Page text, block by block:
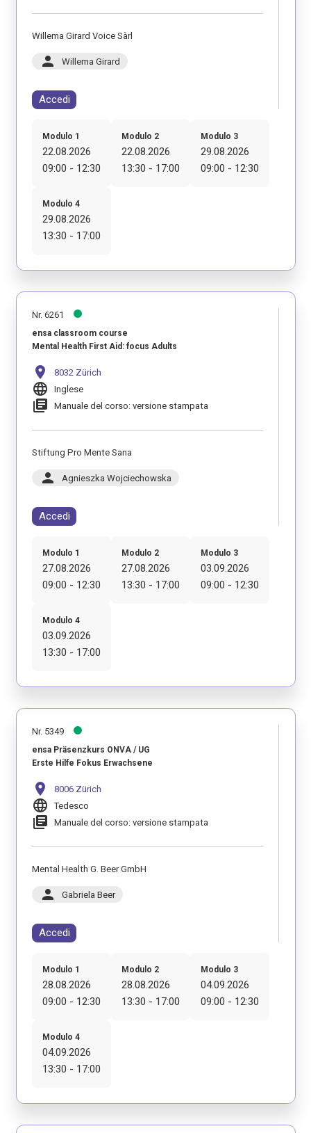
Willema Girard Voice Sàrl
person Willema Girard
Accedi
Modulo 1
22.08.2026
09:00 - 12:30
Modulo 2
22.08.2026
13:30 - 17:00
Modulo 3
29.08.2026
09:00 - 12:30
Modulo 4
29.08.2026
13:30 - 17:00
Nr. 6261
ensa classroom course
Mental Health First Aid: focus Adults
location_on 8032 Zürich
language Inglese
library_books Manuale del corso: versione stampata
Stiftung Pro Mente Sana
person Agnieszka Wojciechowska
Accedi
Modulo 1
27.08.2026
09:00 - 12:30
Modulo 2
27.08.2026
13:30 - 17:00
Modulo 3
03.09.2026
09:00 - 12:30
Modulo 4
03.09.2026
13:30 - 17:00
Nr. 5349
ensa Präsenzkurs ONVA / UG
Erste Hilfe Fokus Erwachsene
location_on 8006 Zürich
language Tedesco
library_books Manuale del corso: versione stampata
Mental Health G. Beer GmbH
person Gabriela Beer
Accedi
Modulo 1
28.08.2026
09:00 - 12:30
Modulo 2
28.08.2026
13:30 - 17:00
Modulo 3
04.09.2026
09:00 - 12:30
Modulo 4
04.09.2026
13:30 - 17:00